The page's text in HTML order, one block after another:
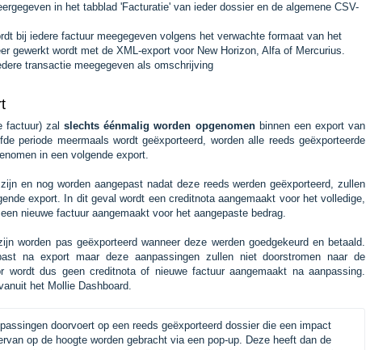
in het tabblad 'Facturatie' van ieder dossier en de algemene CSV-
bij iedere factuur meegegeven volgens het verwachte formaat van het
gewerkt wordt met de XML-export voor New Horizon, Alfa of Mercurius.
transactie meegegeven als omschrijving
factuur) zalslechts éénmalig worden opgenomenbinnen een export van
periode meermaals wordt geëxporteerd, worden alle reeds geëxporteerde
in een volgende export.
zijn en nog worden aangepast nadat deze reeds werden geëxporteerd, zullen
export. In dit geval wordt een creditnota aangemaakt voor het volledige,
nieuwe factuur aangemaakt voor het aangepaste bedrag.
worden pas geëxporteerd wanneer deze werden goedgekeurd en betaald.
na export maar deze aanpassingen zullen niet doorstromen naar de
wordt dus geen creditnota of nieuwe factuur aangemaakt na aanpassing.
het Mollie Dashboard.
doorvoert op een reeds geëxporteerd dossier die een impact
op de hoogte worden gebracht via een pop-up. Deze heeft dan de